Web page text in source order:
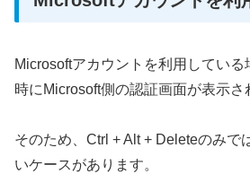
Microsoftアカウントを利用してい
時にMicrosoft側の認証画面が表示さ
そのため、Ctrl + Alt + Deleteのみで
いケースがあります。